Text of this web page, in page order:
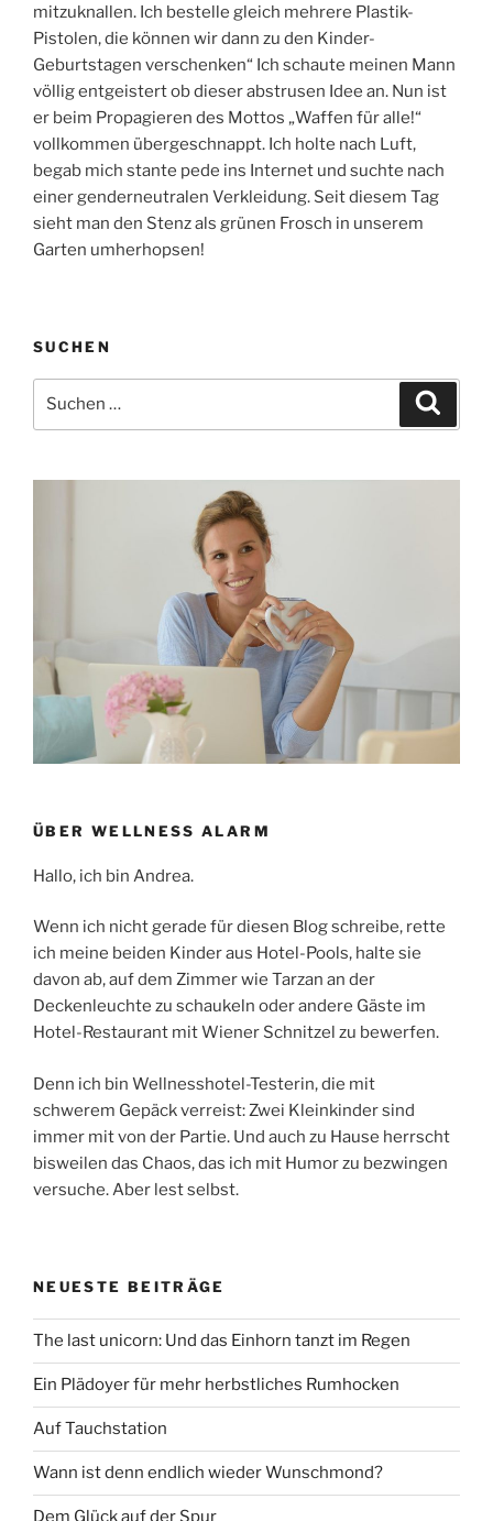
mitzuknallen. Ich bestelle gleich mehrere Plastik-
Pistolen, die können wir dann zu den Kinder-
Geburtstagen verschenken“ Ich schaute meinen Mann
völlig entgeistert ob dieser abstrusen Idee an. Nun ist
er beim Propagieren des Mottos „Waffen für alle!“
vollkommen übergeschnappt. Ich holte nach Luft,
begab mich stante pede ins Internet und suchte nach
einer genderneutralen Verkleidung. Seit diesem Tag
sieht man den Stenz als grünen Frosch in unserem
Garten umherhopsen!
SUCHEN
nach:
ÜBER WELLNESS ALARM
Hallo, ich bin Andrea.
Wenn ich nicht gerade für diesen Blog schreibe, rette
ich meine beiden Kinder aus Hotel-Pools, halte sie
davon ab, auf dem Zimmer wie Tarzan an der
Deckenleuchte zu schaukeln oder andere Gäste im
Hotel-Restaurant mit Wiener Schnitzel zu bewerfen.
Denn ich bin Wellnesshotel-Testerin, die mit
schwerem Gepäck verreist: Zwei Kleinkinder sind
immer mit von der Partie. Und auch zu Hause herrscht
bisweilen das Chaos, das ich mit Humor zu bezwingen
versuche. Aber lest selbst.
NEUESTE BEITRÄGE
The last unicorn: Und das Einhorn tanzt im Regen
Ein Plädoyer für mehr herbstliches Rumhocken
Auf Tauchstation
Wann ist denn endlich wieder Wunschmond?